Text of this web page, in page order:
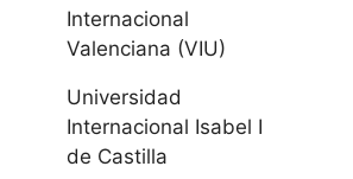
Universidad
Pontificia de
Salamanca
Internacional
Valenciana (VIU)
Universidad
Internacional Isabel I
de Castilla